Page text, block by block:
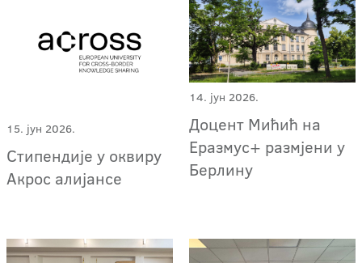
15. јун 2026.
Стипендије у оквиру
Акрос алијансе
14. јун 2026.
Доцент Мићић на
Еразмус+ размјени у
Берлину